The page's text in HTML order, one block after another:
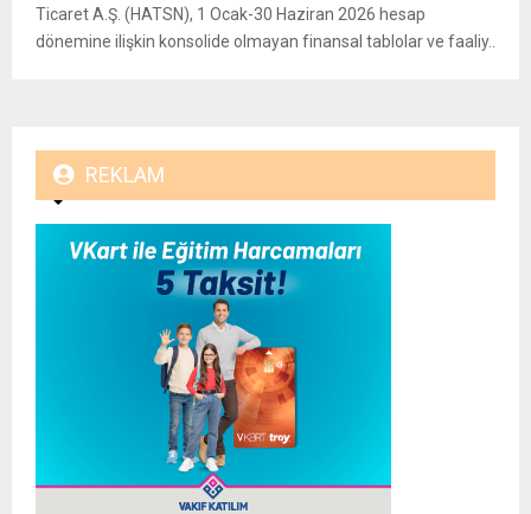
Ticaret A.Ş. (HATSN), 1 Ocak-30 Haziran 2026 hesap
dönemine ilişkin konsolide olmayan finansal tablolar ve faaliy..
REKLAM